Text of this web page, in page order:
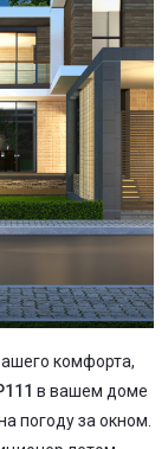
комфорта,
в вашем доме
погоду за окном.